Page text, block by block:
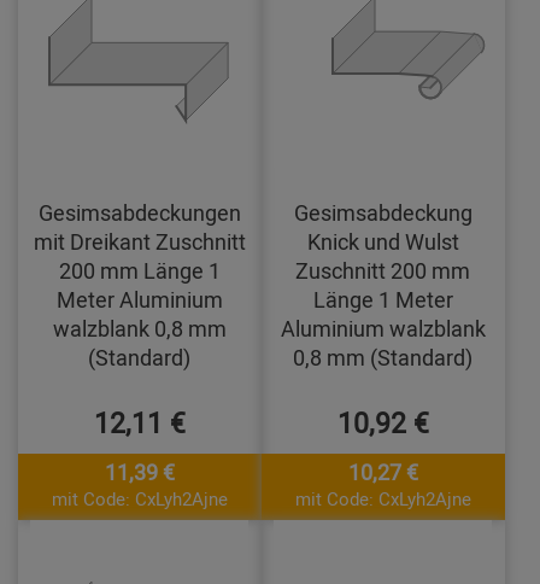
Gesimsabdeckungen
mit Dreikant Zuschnitt
200 mm Länge 1
Meter Aluminium
walzblank 0,8 mm
(Standard)
12,11 €
11,39 €
mit Code: CxLyh2Ajne
Gesimsabdeckung
Knick und Wulst
Zuschnitt 200 mm
Länge 1 Meter
Aluminium walzblank
0,8 mm (Standard)
10,92 €
10,27 €
mit Code: CxLyh2Ajne